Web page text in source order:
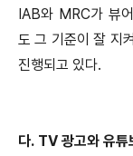
IAB와 MRC가 뷰
도 그 기준이 잘 지
진행되고 있다.
다. TV 광고와 유